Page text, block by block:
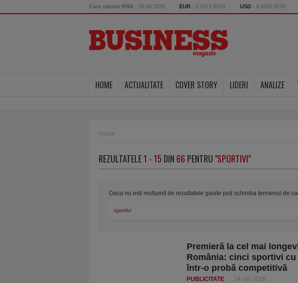
Curs valutar BNR - 09.08.2026 EUR - 5.2473 RON USD - 4.5595 RON
HOME ACTUALITATE COVER STORY LIDERI ANALIZE
Home
REZULTATELE1 - 15 DIN 66 PENTRU "SPORTIVI"
Daca nu esti multumit de rezultatele gasite poti schimba termenul de
Premieră la cel mai
România: cinci sportivi
într-o probă competitivă
PUBLICITATE 24 iun 2026